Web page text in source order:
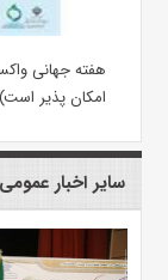
هفته جهانی
امکان پذیر است)
سایر اخبار عمومی